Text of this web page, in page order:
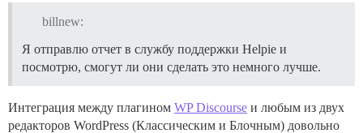
billnew:
Я отправлю отчет в службу поддержки Helpie и
посмотрю, смогут ли они сделать это немного лучше.
Интеграция между плагином WP Discourse и любым из двух
редакторов WordPress (Классическим и Блочным) довольно